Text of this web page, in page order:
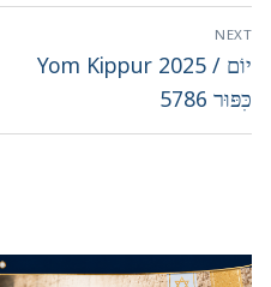
NEXT
Next
Yom Kippur 2025 / יוֹם
כִּפּוּר 5786